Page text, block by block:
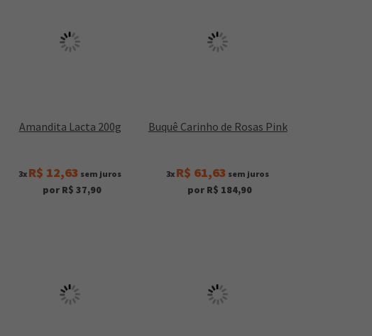
Amandita Lacta 200g
3x R$ 12,63 sem juros
por R$ 37,90
Buquê Carinho de Rosas Pink
3x R$ 61,63 sem juros
por R$ 184,90